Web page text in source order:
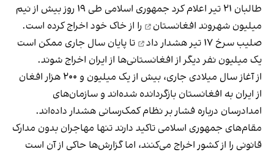
طالبان ۲۱ تیر اعلام کرد جمهوری اسلامی طی ۱۹ روز بیش از
نیم
میلیون شهروند افغانستان
را از خاک خود اخراج کرده است.
صلیب سرخ ۱۷ تیر
هشدار داد
تا پایان سال جاری ممکن است
یک میلیون نفر دیگر از افغانستانی‌ها از ایران اخراج شوند.
از آغاز سال میلادی جاری، بیش از یک میلیون و ۲۰۰ هزار افغان
از ایران به افغانستان بازگردانده شده‌اند و سازمان‌های
امدادرسان درباره فشار بر نظام کمک‌رسانی هشدار داده‌اند.
مقام‌های جمهوری اسلامی تاکید دارند تنها مهاجران بدون مدارک
قانونی را از کشور اخراج می‌کنند، اما گزارش‌ها حاکی از آن است